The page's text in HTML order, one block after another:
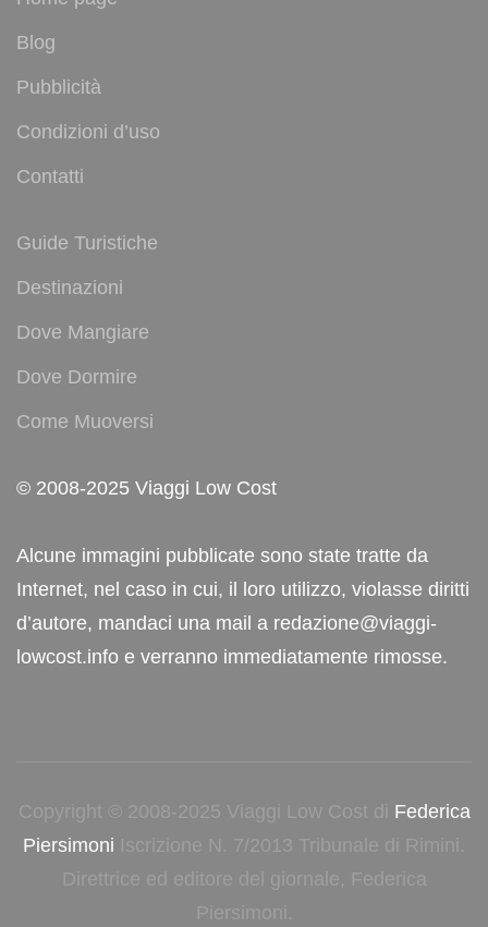
Blog
Pubblicità
Condizioni d’uso
Contatti
Guide Turistiche
Destinazioni
Dove Mangiare
Dove Dormire
Come Muoversi
© 2008-2025 Viaggi Low Cost
Alcune immagini pubblicate sono state tratte da
Internet, nel caso in cui, il loro utilizzo, violasse diritti
d’autore, mandaci una mail a redazione@viaggi-
lowcost.info e verranno immediatamente rimosse.
Copyright © 2008-2025 Viaggi Low Cost di Federica
Piersimoni Iscrizione N. 7/2013 Tribunale di Rimini.
Direttrice ed editore del giornale, Federica
Piersimoni.